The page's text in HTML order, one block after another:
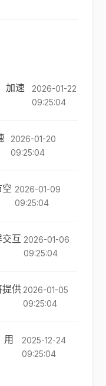
加速
2026-01-22
09:25:04
2026-01-20
09:25:04
2026-01-09
09:25:04
互 2026-01-06
09:25:04
提供 2026-01-05
09:25:04
用
2025-12-24
09:25:04